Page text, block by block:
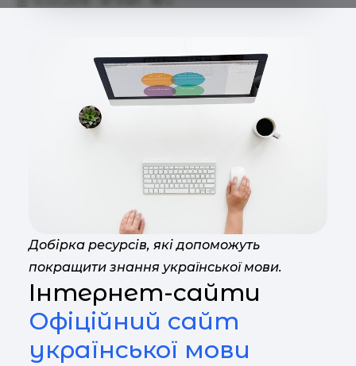
Добірка ресурсів, які допоможуть
покращити знання української мови.
Інтернет-сайти
Офіційний сайт
української мови